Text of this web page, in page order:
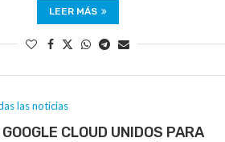
LEER MÁS
las noticias
CLOUD UNIDOS PARA